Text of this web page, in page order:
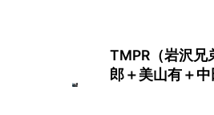
TMPR（岩沢兄
郎＋美⼭有＋中